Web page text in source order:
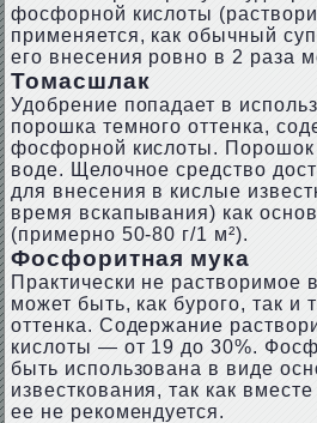
фосфорной кислоты
применяется, как обычный
его внесения ровно в 2 раза
Томасшлак
Удобрение попадает в
порошка темного оттенка,
фосфорной кислоты. Порошок
воде. Щелочное средство
для внесения в кислые
время вскапывания) как
(примерно 50-80 г/1 м²).
Фосфоритная мука
Практически не растворимое
может быть, как бурого, так и
оттенка. Содержание
кислоты — от 19 до 30%.
быть использована в виде
известкования, так как
ее не рекомендуется.